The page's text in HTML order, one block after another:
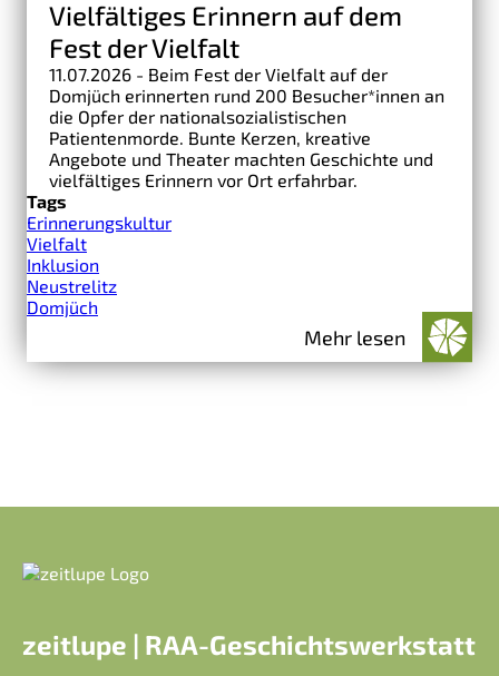
Vielfältiges Erinnern auf dem
Fest der Vielfalt
11.07.2026 - Beim Fest der Vielfalt auf der
Domjüch erinnerten rund 200 Besucher*innen an
die Opfer der nationalsozialistischen
Patientenmorde. Bunte Kerzen, kreative
Angebote und Theater machten Geschichte und
vielfältiges Erinnern vor Ort erfahrbar.
Tags
Erinnerungskultur
Vielfalt
Inklusion
Neustrelitz
Domjüch
Mehr lesen
zeitlupe | RAA-Geschichtswerkstatt